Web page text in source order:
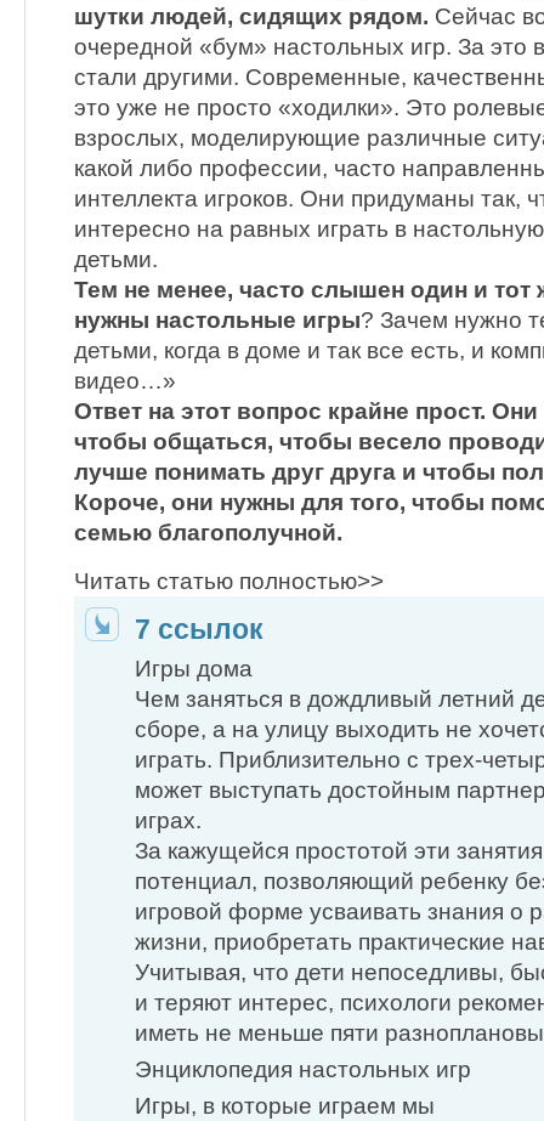
шутки людей, сидящих рядом. Сейчас
очередной «бум» настольных игр. За это
стали другими. Современные,
это уже не просто «ходилки». Это
взрослых, моделирующие различные
какой либо профессии, часто
интеллекта игроков. Они придуманы так,
интересно на равных играть в
детьми.
Тем не менее, часто слышен один и тот
нужны настольные игры? Зачем нужно
детьми, когда в доме и так все есть, и
видео…»
Ответ на этот вопрос крайне прост.
чтобы общаться, чтобы весело
лучше понимать друг друга и чтобы
Короче, они нужны для того, чтобы
семью благополучной.
Читать статью полностью>>
7 ссылок
Игры дома
Чем заняться в дождливый летний
сборе, а на улицу выходить не
играть. Приблизительно с трех-
может выступать достойным
играх.
За кажущейся простотой эти
потенциал, позволяющий ребенку
игровой форме усваивать знания о
жизни, приобретать практические
Учитывая, что дети непоседливы,
и теряют интерес, психологи
иметь не меньше пяти
Энциклопедия настольных игр
Игры, в которые играем мы